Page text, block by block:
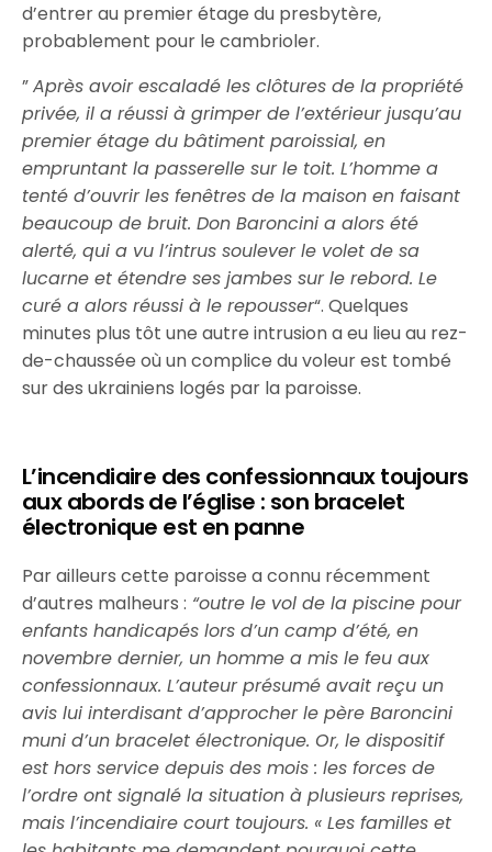
d’entrer au premier étage du presbytère,
probablement pour le cambrioler.
”Après avoir escaladé les clôtures de la propriété
privée, il a réussi à grimper de l’extérieur jusqu’au
premier étage du bâtiment paroissial, en
empruntant la passerelle sur le toit. L’homme a
tenté d’ouvrir les fenêtres de la maison en faisant
beaucoup de bruit. Don Baroncini a alors été
alerté, qui a vu l’intrus soulever le volet de sa
lucarne et étendre ses jambes sur le rebord. Le
curé a alors réussi à le repousser“. Quelques
minutes plus tôt une autre intrusion a eu lieu au rez-
de-chaussée où un complice du voleur est tombé
sur des ukrainiens logés par la paroisse.
L’incendiaire des confessionnaux toujours
aux abords de l’église : son bracelet
électronique est en panne
Par ailleurs cette paroisse a connu récemment
d’autres malheurs : “outre le vol de la piscine pour
enfants handicapés lors d’un camp d’été, en
novembre dernier, un homme a mis le feu aux
confessionnaux. L’auteur présumé avait reçu un
avis lui interdisant d’approcher le père Baroncini
muni d’un bracelet électronique. Or, le dispositif
est hors service depuis des mois : les forces de
l’ordre ont signalé la situation à plusieurs reprises,
mais l’incendiaire court toujours. « Les familles et